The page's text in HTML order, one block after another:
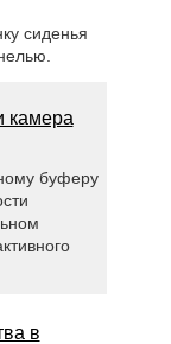
сиденья
камера
буферу
в